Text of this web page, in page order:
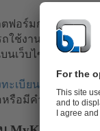
ตฟอร์มกลางที่ให้
ใช้งานฟังก์ชันเพิ่
เว็บไซต์ นอกจา
ะเบียน
หรือมีคำถามฝ่ายส